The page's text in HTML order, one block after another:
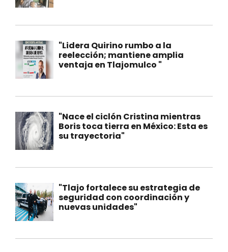
"Lidera Quirino rumbo a la
reelección; mantiene amplia
ventaja en Tlajomulco "
"Nace el ciclón Cristina mientras
Boris toca tierra en México: Esta es
su trayectoria"
"Tlajo fortalece su estrategia de
seguridad con coordinación y
nuevas unidades"